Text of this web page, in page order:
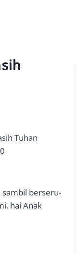
Tuhan
sambil berseru-
hai Anak